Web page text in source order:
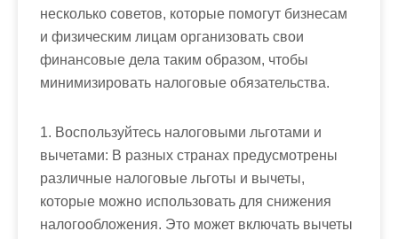
несколько советов, которые помогут бизнесам
и физическим лицам организовать свои
финансовые дела таким образом, чтобы
минимизировать налоговые обязательства.
1. Воспользуйтесь налоговыми льготами и
вычетами: В разных странах предусмотрены
различные налоговые льготы и вычеты,
которые можно использовать для снижения
налогообложения. Это может включать вычеты